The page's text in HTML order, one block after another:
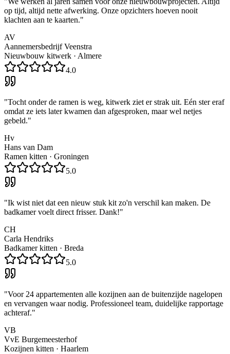
op tijd, altijd nette afwerking. Onze opzichters hoeven nooit
klachten aan te kaarten."
AV
Aannemersbedrijf Veenstra
Nieuwbouw kitwerk · Almere
4.0
"Tocht onder de ramen is weg, kitwerk ziet er strak uit. Eén ster eraf
omdat ze iets later kwamen dan afgesproken, maar wel netjes
gebeld."
Hv
Hans van Dam
Ramen kitten · Groningen
5.0
"Ik wist niet dat een nieuw stuk kit zo'n verschil kan maken. De
badkamer voelt direct frisser. Dank!"
CH
Carla Hendriks
Badkamer kitten · Breda
5.0
"Voor 24 appartementen alle kozijnen aan de buitenzijde nagelopen
en vervangen waar nodig. Professioneel team, duidelijke rapportage
achteraf."
VB
VvE Burgemeesterhof
Kozijnen kitten · Haarlem